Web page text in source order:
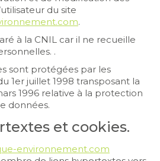
du site
.
à la CNIL car il ne recueille
.
sont protégées par les
1er juillet 1998 transposant la
1996 relative à la protection
données.
et cookies.
environnement.com